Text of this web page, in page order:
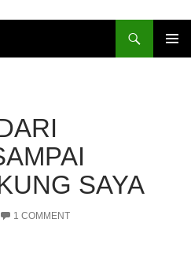
SAYA
1 COMMENT